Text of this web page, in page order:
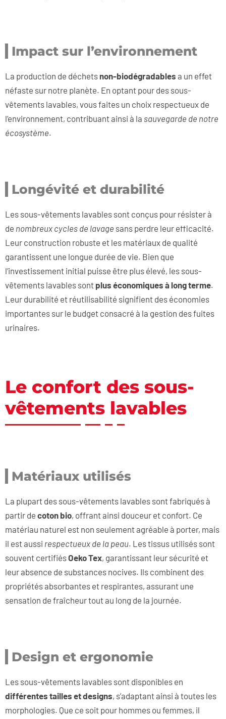
Impact sur l’environnement
La production de déchets non-biodégradables a un effet
néfaste sur notre planète. En optant pour des sous-
vêtements lavables, vous faites un choix respectueux de
l’environnement, contribuant ainsi à la sauvegarde de notre
écosystème.
Longévité et durabilité
Les sous-vêtements lavables sont conçus pour résister à
de nombreux cycles de lavage sans perdre leur efficacité.
Leur construction robuste et les matériaux de qualité
garantissent une longue durée de vie. Bien que
l’investissement initial puisse être plus élevé, les sous-
vêtements lavables sont plus économiques à long terme.
Leur durabilité et réutilisabilité signifient des économies
importantes sur le budget consacré à la gestion des fuites
urinaires.
Le confort des sous-
vêtements lavables
Matériaux utilisés
La plupart des sous-vêtements lavables sont fabriqués à
partir de coton bio, offrant ainsi douceur et confort. Ce
matériau naturel est non seulement agréable à porter, mais
il est aussi respectueux de la peau. Les tissus utilisés sont
souvent certifiésOeko Tex, garantissant leur sécurité et
leur absence de substances nocives. Ils combinent des
propriétés absorbantes et respirantes, assurant une
sensation de fraîcheur tout au long de la journée.
Design et ergonomie
Les sous-vêtements lavables sont disponibles en
différentes tailles et designs, s’adaptant ainsi à toutes les
morphologies. Que ce soit pour hommes ou femmes, il